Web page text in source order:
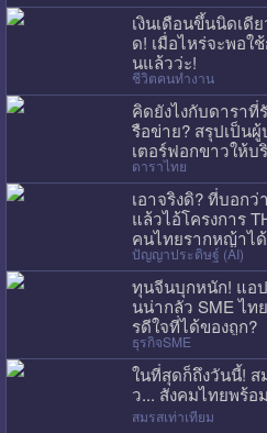
เงินเดือนขึ้นนิดเดี
ด! เมื่อไหร่จะพอใ
นแล้วว่ะ!
ชีวิตคนทำงาน
คิดยังไงกับดาราที่
รือข่าย? สรุปเป็น
เตอร์ฟอกขาวให้บ
ดาราไทย
เอาจริงดิ? ที่บอกว่
แล้วไอ้โครงการ
คนไทยรากหญ้าได้
ปัญญาประดิษฐ์ (AI)
ทุนจีนบุกหนัก! แอป
นน่ากลัว SME ไท
รดีใจที่ได้ของถูก?
ธุรกิจSME
ในที่สุดก็ถึงวันนี้! ส
ว... สังคมไทยพร้
สมรสเท่าเทียม